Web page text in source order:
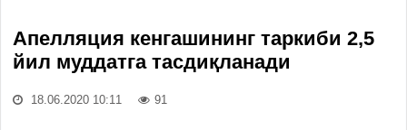
Апелляция кенгашининг таркиби 2,5
йил муддатга тасдиқланади
18.06.2020 10:11 91